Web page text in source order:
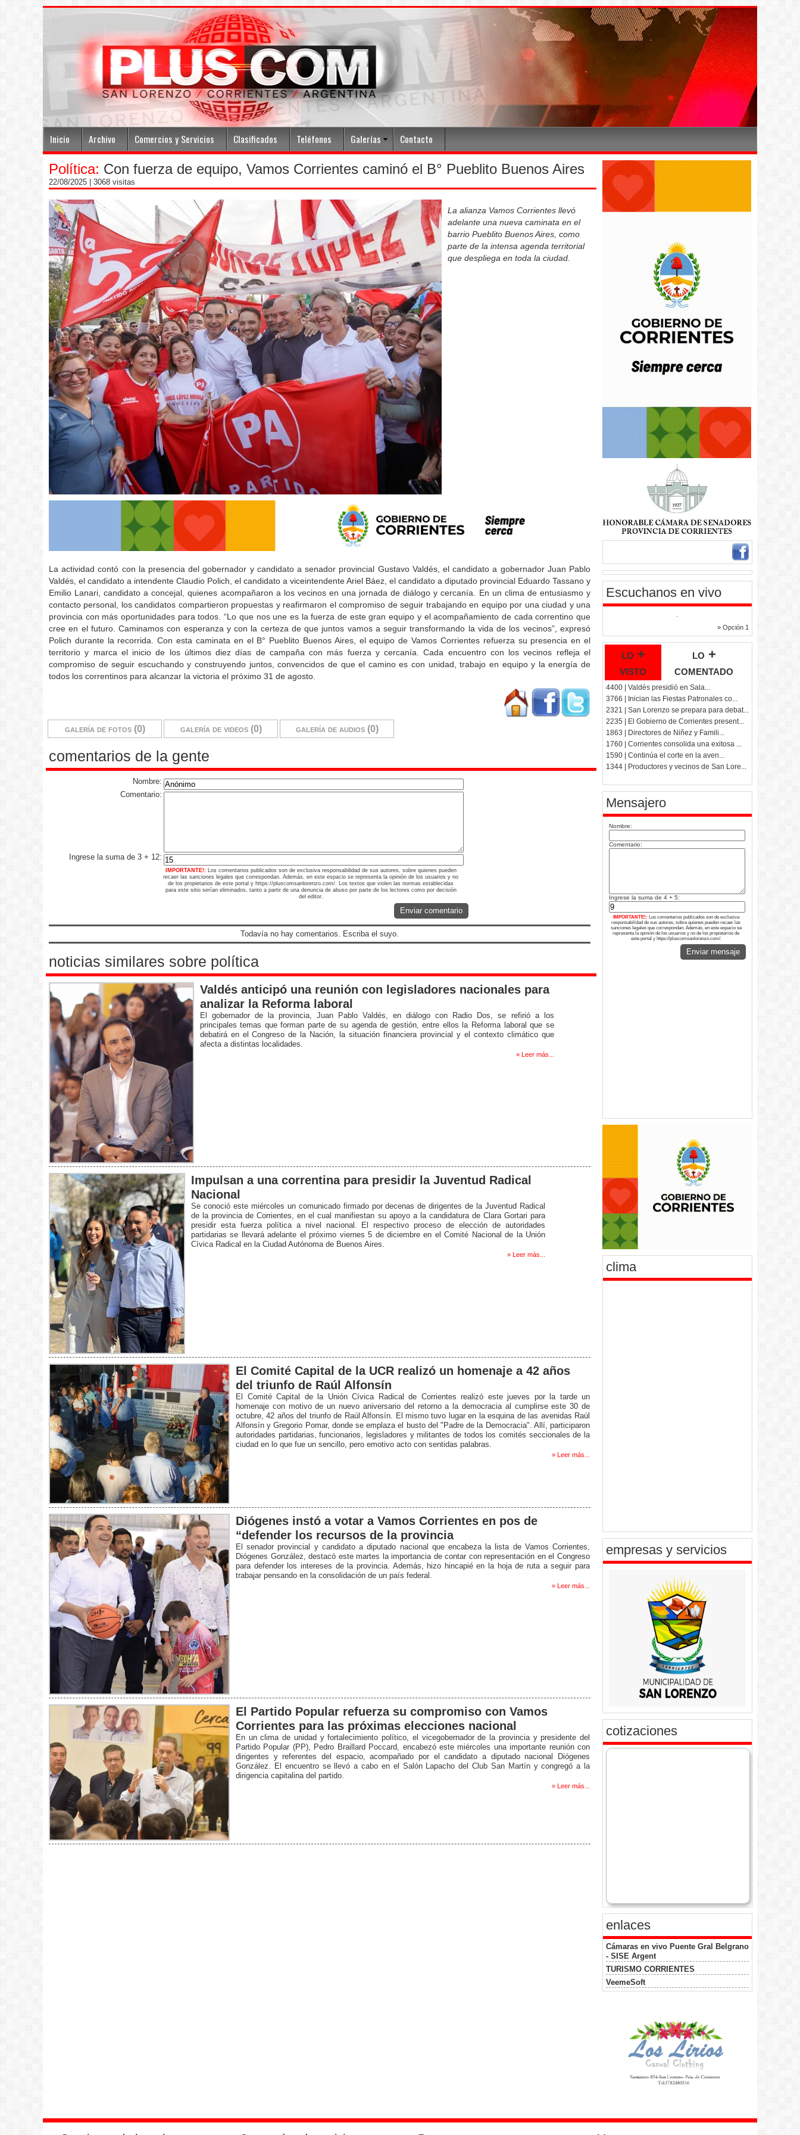
Inicio Archivo Comercios y Servicios Clasificados Teléfonos Galerías Contacto
Política: Con fuerza de equipo, Vamos Corrientes caminó el B° Pueblito Buenos Aires
22/08/2025 | 3068 visitas
La alianza Vamos Corrientes llevó
adelante una nueva caminata en el
barrio Pueblito Buenos Aires, como
parte de la intensa agenda territorial
que despliega en toda la ciudad.
La actividad contó con la presencia del gobernador y candidato a senador provincial Gustavo Valdés, el candidato a gobernador Juan Pablo
Valdés, el candidato a intendente Claudio Polich, el candidato a viceintendente Ariel Báez, el candidato a diputado provincial Eduardo Tassano y
Emilio Lanari, candidato a concejal, quienes acompañaron a los vecinos en una jornada de diálogo y cercanía. En un clima de entusiasmo y
contacto personal, los candidatos compartieron propuestas y reafirmaron el compromiso de seguir trabajando en equipo por una ciudad y una
provincia con más oportunidades para todos. “Lo que nos une es la fuerza de este gran equipo y el acompañamiento de cada correntino que
cree en el futuro. Caminamos con esperanza y con la certeza de que juntos vamos a seguir transformando la vida de los vecinos”, expresó
Polich durante la recorrida. Con esta caminata en el B° Pueblito Buenos Aires, el equipo de Vamos Corrientes refuerza su presencia en el
territorio y marca el inicio de los últimos diez días de campaña con más fuerza y cercanía. Cada encuentro con los vecinos refleja el
compromiso de seguir escuchando y construyendo juntos, convencidos de que el camino es con unidad, trabajo en equipo y la energía de
todos los correntinos para alcanzar la victoria el próximo 31 de agosto.
galería de fotos (0) galería de videos (0) galería de audios (0)
comentarios de la gente
Nombre:
Comentario:
Ingrese la suma de 3 + 12:
IMPORTANTE!: Los comentarios publicados son de exclusiva responsabilidad de sus autores, sobre quienes pueden
recaer las sanciones legales que correspondan. Además, en este espacio se representa la opinión de los usuarios y no
de los propietarios de este portal y https://pluscomsanlorenzo.com/. Los textos que violen las normas establecidas
para este sitio serían eliminados, tanto a partir de una denuncia de abuso por parte de los lectores como por decisión
del editor.
Enviar comentario
Todavía no hay comentarios. Escriba el suyo.
noticias similares sobre política
Valdés anticipó una reunión con legisladores nacionales para
analizar la Reforma laboral
El gobernador de la provincia, Juan Pablo Valdés, en diálogo con Radio Dos, se refirió a los
principales temas que forman parte de su agenda de gestión, entre ellos la Reforma laboral que se
debatirá en el Congreso de la Nación, la situación financiera provincial y el contexto climático que
afecta a distintas localidades.
» Leer más...
Impulsan a una correntina para presidir la Juventud Radical
Nacional
Se conoció este miércoles un comunicado firmado por decenas de dirigentes de la Juventud Radical
de la provincia de Corrientes, en el cual manifiestan su apoyo a la candidatura de Clara Gortari para
presidir esta fuerza política a nivel nacional. El respectivo proceso de elección de autoridades
partidarias se llevará adelante el próximo viernes 5 de diciembre en el Comité Nacional de la Unión
Cívica Radical en la Ciudad Autónoma de Buenos Aires.
» Leer más...
El Comité Capital de la UCR realizó un homenaje a 42 años
del triunfo de Raúl Alfonsín
El Comité Capital de la Unión Cívica Radical de Corrientes realizó este jueves por la tarde un
homenaje con motivo de un nuevo aniversario del retorno a la democracia al cumplirse este 30 de
octubre, 42 años del triunfo de Raúl Alfonsín. El mismo tuvo lugar en la esquina de las avenidas Raúl
Alfonsín y Gregorio Pomar, donde se emplaza el busto del "Padre de la Democracia". Allí, participaron
autoridades partidarias, funcionarios, legisladores y militantes de todos los comités seccionales de la
ciudad en lo que fue un sencillo, pero emotivo acto con sentidas palabras.
» Leer más...
Diógenes instó a votar a Vamos Corrientes en pos de
“defender los recursos de la provincia
El senador provincial y candidato a diputado nacional que encabeza la lista de Vamos Corrientes,
Diógenes González, destacó este martes la importancia de contar con representación en el Congreso
para defender los intereses de la provincia. Además, hizo hincapié en la hoja de ruta a seguir para
trabajar pensando en la consolidación de un país federal.
» Leer más...
El Partido Popular refuerza su compromiso con Vamos
Corrientes para las próximas elecciones nacional
En un clima de unidad y fortalecimiento político, el vicegobernador de la provincia y presidente del
Partido Popular (PP), Pedro Braillard Poccard, encabezó este miércoles una importante reunión con
dirigentes y referentes del espacio, acompañado por el candidato a diputado nacional Diógenes
González. El encuentro se llevó a cabo en el Salón Lapacho del Club San Martín y congregó a la
dirigencia capitalina del partido.
» Leer más...
Escuchanos en vivo
.
» Opción 1
lo +
visto
lo +
comentado
4400 | Valdés presidió en Sala...
3766 | Inician las Fiestas Patronales co...
2321 | San Lorenzo se prepara para debat...
2235 | El Gobierno de Corrientes present...
1863 | Directores de Niñez y Famili...
1760 | Corrientes consolida una exitosa ...
1590 | Continúa el corte en la aven...
1344 | Productores y vecinos de San Lore...
Mensajero
Nombre:
Comentario:
Ingrese la suma de 4 + 5:
IMPORTANTE!: Los comentarios publicados son de exclusiva
responsabilidad de sus autores, sobre quienes pueden recaer las
sanciones legales que correspondan. Además, en este espacio se
representa la opinión de los usuarios y no de los propietarios de
este portal y https://pluscomsanlorenzo.com/.
Enviar mensaje
clima
empresas y servicios
cotizaciones
enlaces
Cámaras en vivo Puente Gral Belgrano
- SISE Argent
TURISMO CORRIENTES
VeemeSoft